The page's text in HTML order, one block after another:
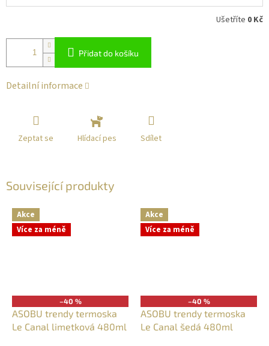
Ušetříte 0 Kč
Přidat do košíku
Detailní informace
Zeptat se Hlídací pes Sdílet
Související produkty
Akce
Více za méně
–40 %
ASOBU trendy termoska
Le Canal limetková 480ml
Akce
Více za méně
–40 %
ASOBU trendy termoska
Le Canal šedá 480ml